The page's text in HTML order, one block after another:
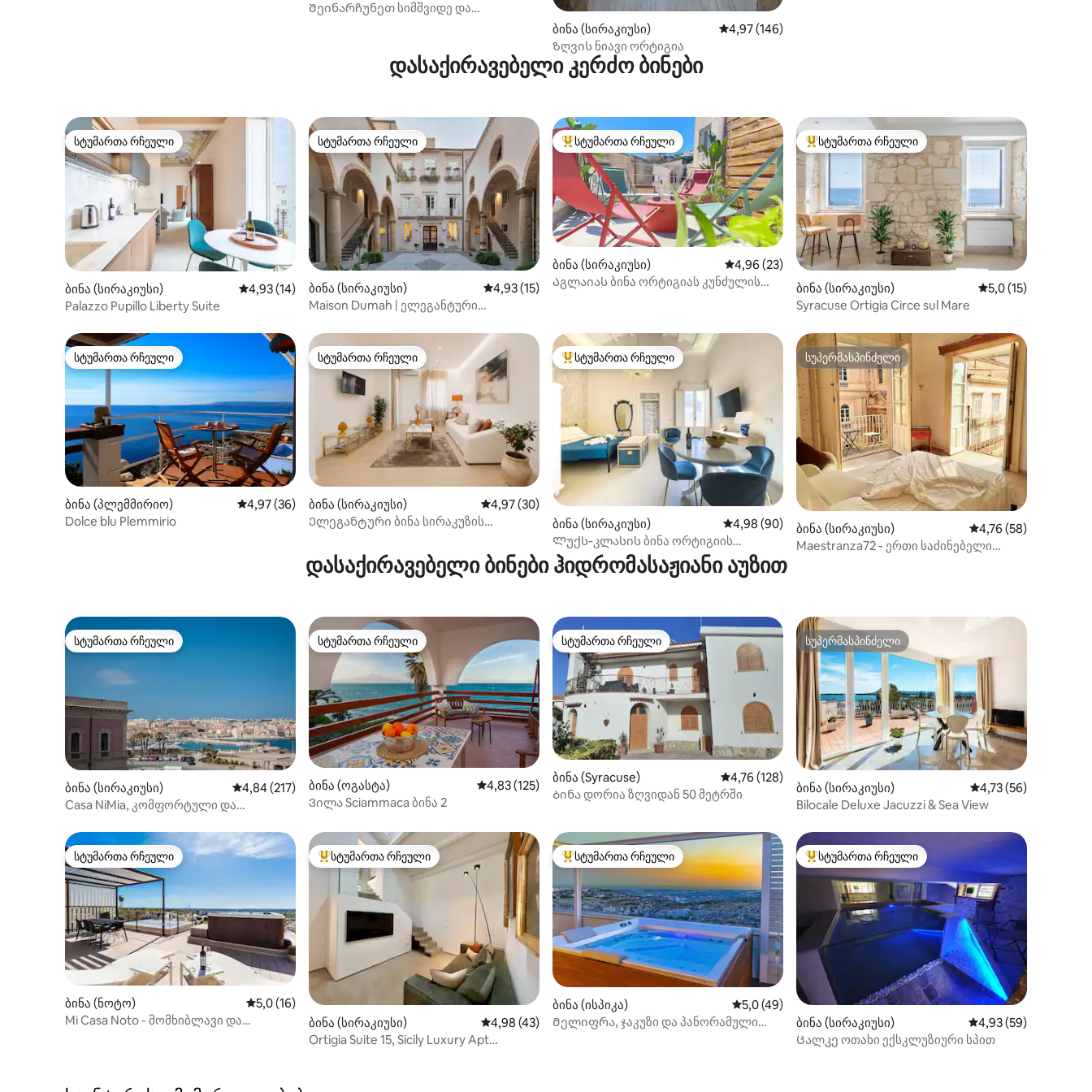
Შეინარჩუნეთ სიმშვიდე და
ბინა (სირაკიუსი) საშუალო შეფასებაა 5‑დან 4,97, 146 მიმოხილვა
4,97 (146)
Ზღვის ნიავი ორტიგია
დასაქირავებელი კერძო ბინები
სტუმართა რჩეული
სტუმართა რჩეული
ბინა (სირაკიუსი) საშუალო შეფასებაა 5‑დან 4,93, 14 მიმოხილვა
4,93 (14)
Palazzo Pupillo Liberty Suite
სტუმართა რჩეული
სტუმართა რჩეული
ბინა (სირაკიუსი) საშუალო შეფასებაა 5‑დან 4,93, 15 მიმოხილვა
4,93 (15)
Maison Dumah | ელეგანტური
სტუმართა რჩეული მოწინავე ვარიანტი
სტუმართა რჩეული
ბინა (სირაკიუსი) საშუალო შეფასებაა 5‑დან 4,96, 23 მიმოხილვა
4,96 (23)
Აგლაიას ბინა ორტიგიას კუნძულის
სტუმართა რჩეული მოწინავე ვარიანტი
სტუმართა რჩეული
ბინა (სირაკიუსი) საშუალო
5,0 (15)
Syracuse Ortigia Circe sul Mare
სტუმართა რჩეული
სტუმართა რჩეული
ბინა (პლემმირიო) საშუალო შეფასებაა 5‑დან 4,97, 36 მიმოხილვა
4,97 (36)
Dolce blu Plemmirio
სტუმართა რჩეული
სტუმართა რჩეული
ბინა (სირაკიუსი) საშუალო შეფასებაა 5‑დან 4,97, 30 მიმოხილვა
4,97 (30)
Ელეგანტური ბინა სირაკუზის
სტუმართა რჩეული მოწინავე ვარიანტი
სტუმართა რჩეული
ბინა (სირაკიუსი) საშუალო შეფასებაა 5‑დან 4,98, 90 მიმოხილვა
4,98 (90)
Ლუქს-კლასის ბინა ორტიგიის
შუაგულში
სუპერმასპინძელი
სუპერმასპინძელი
ბინა (სირაკიუსი) საშუალო შეფასებაა
4,76 (58)
Maestranza72 - ერთი საძინებელი
დასაქირავებელი ბინები ჰიდრომასაჟიანი აუზით
სტუმართა რჩეული
სტუმართა რჩეული
ბინა (სირაკიუსი) საშუალო შეფასებაა 5‑დან 4,84, 217 მიმოხილვა
4,84 (217)
Casa NiMia, კომფორტული და
სტუმართა რჩეული
სტუმართა რჩეული
ბინა (ოგასტა) საშუალო შეფასებაა 5‑დან 4,83, 125 მიმოხილვა
4,83 (125)
Ვილა Sciammaca ბინა 2
სტუმართა რჩეული
სტუმართა რჩეული
ბინა (Syracuse) საშუალო შეფასებაა 5‑დან 4,76, 128 მიმოხილვა
4,76 (128)
Ბინა დორია ზღვიდან 50 მეტრში
სუპერმასპინძელი
სუპერმასპინძელი
ბინა (სირაკიუსი) საშუალო შეფასებაა
4,73 (56)
Bilocale Deluxe Jacuzzi & Sea View
სტუმართა რჩეული
სტუმართა რჩეული
ბინა (ნოტო) საშუალო შეფასებაა 5‑დან 5,0, 16 მიმოხილვა
5,0 (16)
Mi Casa Noto - მომხიბლავი და
სტუმართა რჩეული მოწინავე ვარიანტი
სტუმართა რჩეული
ბინა (სირაკიუსი) საშუალო შეფასებაა 5‑დან 4,98, 43 მიმოხილვა
4,98 (43)
Ortigia Suite 15, Sicily Luxury Apt
სტუმართა რჩეული მოწინავე ვარიანტი
სტუმართა რჩეული
ბინა (ისპიკა) საშუალო შეფასებაა 5‑დან 5,0, 49 მიმოხილვა
5,0 (49)
Მელიფრა, ჯაკუზი და პანორამული
სტუმართა რჩეული მოწინავე ვარიანტი
სტუმართა რჩეული
ბინა (სირაკიუსი) საშუალო შეფასებაა
4,93 (59)
Ცალკე ოთახი ექსკლუზიური სპით